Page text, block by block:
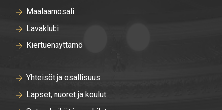
Maalaamosali
Lavaklubi
Kiertuenäyttämö
Yhteisöt ja osallisuus
Lapset, nuoret ja koulut